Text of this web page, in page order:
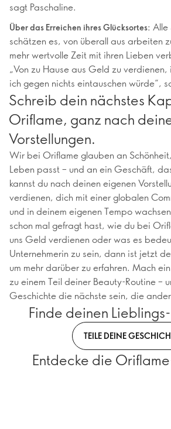
sagt Paschaline.
Über das Erreichen ihres Glücksortes: Alle
schätzen es, von überall aus arbeiten
mehr wertvolle Zeit mit ihren Lieben
„Von zu Hause aus Geld zu verdienen,
ich gegen nichts eintauschen würde“,
Schreib dein nächstes
Oriflame, ganz nach
Vorstellungen.
Wir bei Oriflame glauben an
Leben passt – und an ein Geschäft,
kannst du nach deinen eigenen
verdienen, dich mit einer globalen
und in deinem eigenen Tempo
schon mal gefragt hast, wie du bei
uns Geld verdienen oder was es
Unternehmerin zu sein, dann ist jetzt
um mehr darüber zu erfahren. Mach
zu einem Teil deiner Beauty-Routine –
Geschichte die nächste sein, die
Finde deinen
TEILE DEINE
Entdecke die